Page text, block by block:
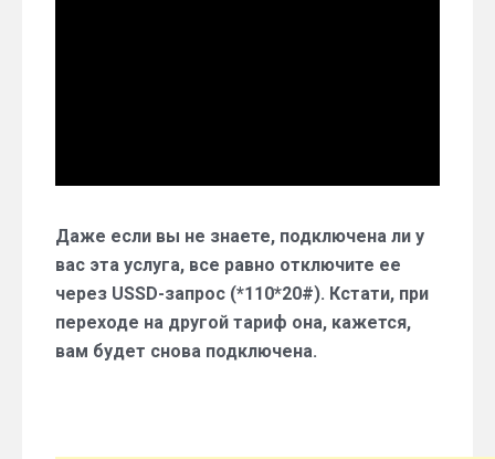
Даже если вы не знаете, подключена ли у
вас эта услуга, все равно отключите ее
через USSD-запрос (*110*20#). Кстати, при
переходе на другой тариф она, кажется,
вам будет снова подключена.